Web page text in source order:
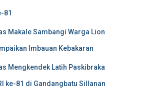
81
Makale Sambangi Warga Lion
Imbauan Kebakaran
Mengkendek Latih Paskibraka
ke-81 di Gandangbatu Sillanan